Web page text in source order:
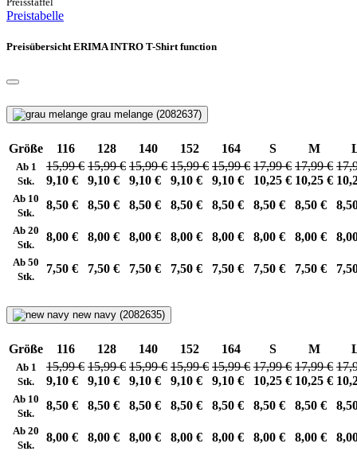
Preistabelle
Preisübersicht ERIMA INTRO T-Shirt function
grau melange (2082637)
Größe 116 128 140 152 164 S M
Ab 1
Stk.
15,99 €
9,10 €
15,99 €
9,10 €
15,99 €
9,10 €
15,99 €
9,10 €
15,99 €
9,10 €
17,99 €
10,25 €
17,99 €
10,25 €
Ab 10
Stk.
8,50 € 8,50 € 8,50 € 8,50 € 8,50 € 8,50 € 8,50 €
Ab 20
Stk.
8,00 € 8,00 € 8,00 € 8,00 € 8,00 € 8,00 € 8,00 €
Ab 50
Stk.
7,50 € 7,50 € 7,50 € 7,50 € 7,50 € 7,50 € 7,50 €
new navy (2082635)
Größe 116 128 140 152 164 S M
Ab 1
Stk.
15,99 €
9,10 €
15,99 €
9,10 €
15,99 €
9,10 €
15,99 €
9,10 €
15,99 €
9,10 €
17,99 €
10,25 €
17,99 €
10,25 €
Ab 10
Stk.
8,50 € 8,50 € 8,50 € 8,50 € 8,50 € 8,50 € 8,50 €
Ab 20
Stk.
8,00 € 8,00 € 8,00 € 8,00 € 8,00 € 8,00 € 8,00 €